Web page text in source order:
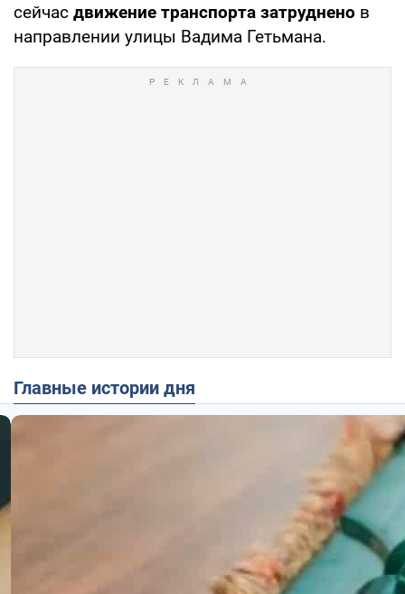
сейчас движение транспорта затруднено в
направлении улицы Вадима Гетьмана.
Главные истории дня